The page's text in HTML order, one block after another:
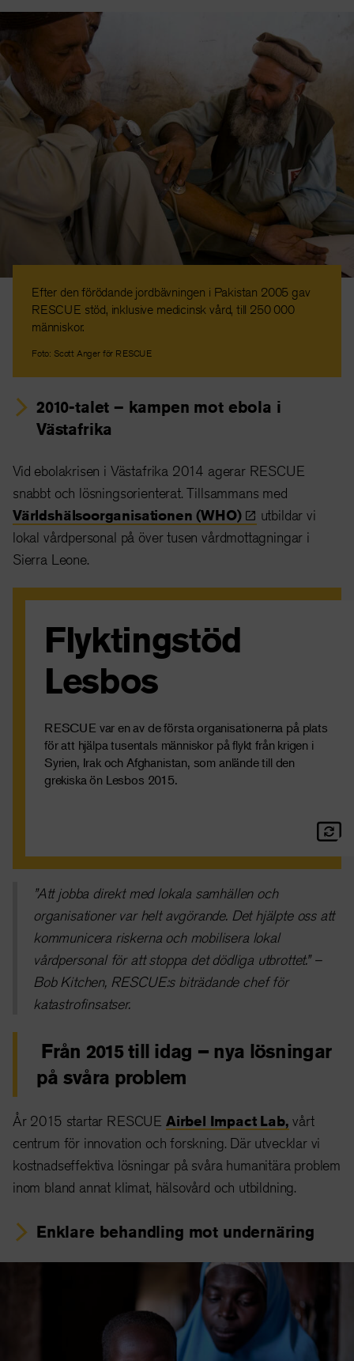
Efter den förödande jordbävningen i Pakistan 2005 gav
RESCUE stöd, inklusive medicinsk vård, till 250 000
människor.
Foto: Scott Anger för RESCUE
2010-talet – kampen mot ebola i
Västafrika
Vid ebolakrisen i Västafrika 2014 agerar RESCUE
snabbt och lösningsorienterat. Tillsammans med
Världshälsoorganisationen(WHO)
utbildar vi
lokal vårdpersonal på över tusen vårdmottagningar i
Sierra Leone.
Flyktingstöd
Lesbos
RESCUE var en av de första organisationerna på plats
för att hjälpa tusentals människor på flykt från krigen i
Syrien, Irak och Afghanistan, som anlände till den
grekiska ön Lesbos 2015.
Vi utökade därefter arbetet till flera flyktingläger på det
grekiska fastlandet samt i Serbien och Italien.
”Att jobba direkt med lokala samhällen och
organisationer var helt avgörande. Det hjälpte oss att
kommunicera riskerna och mobilisera lokal
vårdpersonal för att stoppa det dödliga utbrottet.” –
Bob Kitchen, RESCUE:s biträdande chef för
katastrofinsatser.
Från 2015 till idag – nya lösningar
på svåra problem
År 2015 startar RESCUE Airbel Impact Lab, vårt
centrum för innovation och forskning. Där utvecklar vi
kostnadseffektiva lösningar på svåra humanitära problem
inom bland annat klimat, hälsovård och utbildning.
Enklare behandling mot undernäring